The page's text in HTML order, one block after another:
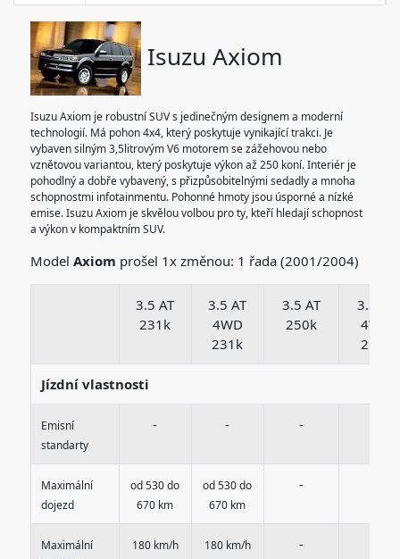
Isuzu Axiom
Isuzu Axiom je robustní SUV s jedinečným designem a moderní
technologií. Má pohon 4x4, který poskytuje vynikající trakci. Je
vybaven silným 3,5litrovým V6 motorem se zážehovou nebo
vznětovou variantou, který poskytuje výkon až 250 koní. Interiér je
pohodlný a dobře vybavený, s přizpůsobitelnými sedadly a mnoha
schopnostmi infotainmentu. Pohonné hmoty jsou úsporné a nízké
emise. Isuzu Axiom je skvělou volbou pro ty, kteří hledají schopnost
a výkon v kompaktním SUV.
Model Axiom prošel 1x změnou: 1 řada (2001/2004)
3.5 AT
231k
3.5 AT
4WD
231k
3.5 AT
250k
3.5 AT
4WD
250k
Jízdní vlastnosti
Emisní
standarty
- - -
Maximální
dojezd
od 530 do
670 km
od 530 do
670 km
-
Maximální
180 km/h 180 km/h -